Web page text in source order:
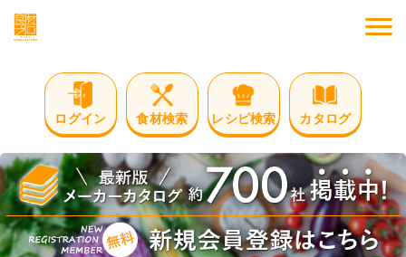
ログイン 食材検索 レシピ検索 カタログ